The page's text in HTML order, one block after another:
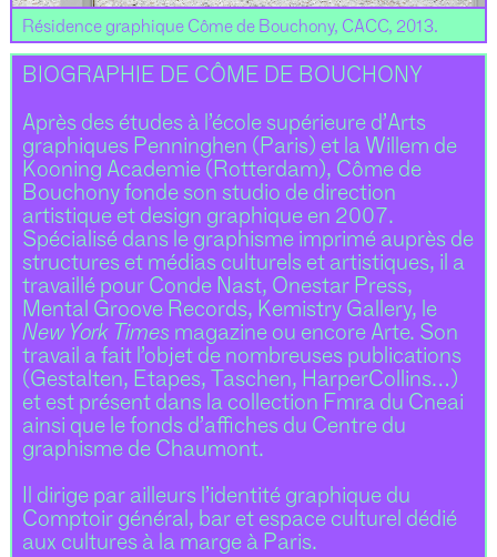
Résidence graphique Côme de Bouchony, CACC, 2013.
BIOGRAPHIE DE CÔME DE BOUCHONY
Après des études à l’école supérieure d’Arts
graphiques Penninghen (Paris) et la Willem de
Kooning Academie (Rotterdam), Côme de
Bouchony fonde son studio de direction
artistique et design graphique en 2007.
Spécialisé dans le graphisme imprimé auprès de
structures et médias culturels et artistiques, il a
travaillé pour Conde Nast, Onestar Press,
Mental Groove Records, Kemistry Gallery, le
New York Times magazine ou encore Arte. Son
travail a fait l’objet de nombreuses publications
(Gestalten, Etapes, Taschen, HarperCollins…)
et est présent dans la collection Fmra du Cneai
ainsi que le fonds d’affiches du Centre du
graphisme de Chaumont.
Il dirige par ailleurs l’identité graphique du
Comptoir général, bar et espace culturel dédié
aux cultures à la marge à Paris.